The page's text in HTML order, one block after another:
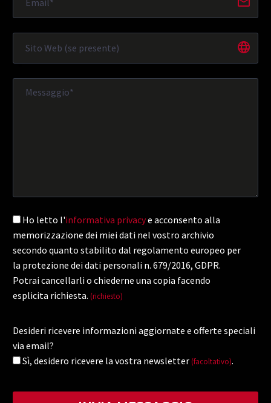
Ho letto l'informativa privacye acconsento alla
memorizzazione dei miei dati nel vostro archivio
secondo quanto stabilito dal regolamento europeo per
la protezione dei dati personali n. 679/2016, GDPR.
Potrai cancellarli o chiederne una copia facendo
esplicita richiesta. (richiesto)
Desideri ricevere informazioni aggiornate e offerte speciali
via email?
Sì, desidero ricevere la vostra newsletter (facoltativo).